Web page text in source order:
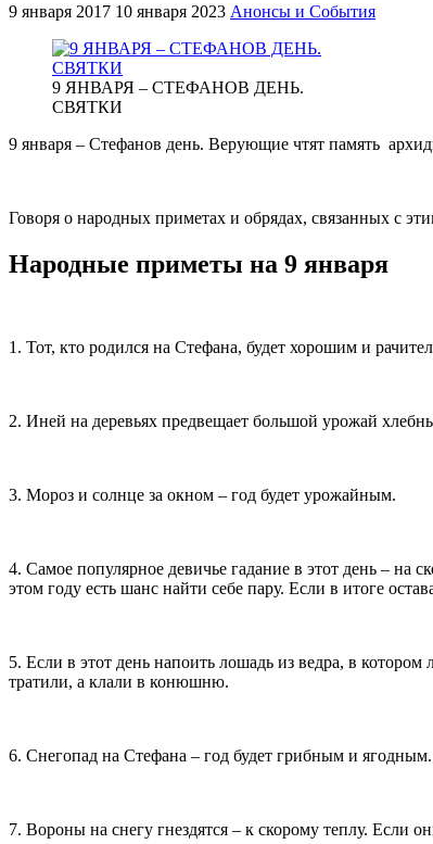
9 января 2017 10 января 2023 Анонсы и События
9 ЯНВАРЯ – СТЕФАНОВ ДЕНЬ.
СВЯТКИ
9 января – Стефанов день. Верующие чтят память
Говоря о народных приметах и обрядах, связанных с
Народные приметы на 9 января
1. Тот, кто родился на Стефана, будет хорошим и
2. Иней на деревьях предвещает большой урожай
3. Мороз и солнце за окном – год будет урожайным.
4. Самое популярное девичье гадание в этот день – на
этом году есть шанс найти себе пару. Если в итоге
5. Если в этот день напоить лошадь из ведра, в
тратили, а клали в конюшню.
6. Снегопад на Стефана – год будет грибным и ягодным.
7. Вороны на снегу гнездятся – к скорому теплу. Если